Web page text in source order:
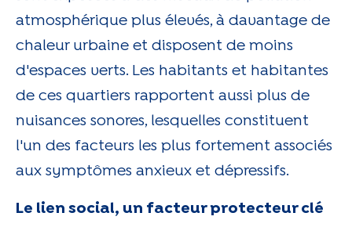
atmosphérique plus élevés, à davantage de
chaleur urbaine et disposent de moins
d'espaces verts. Les habitants et habitantes
de ces quartiers rapportent aussi plus de
nuisances sonores, lesquelles constituent
l'un des facteurs les plus fortement associés
aux symptômes anxieux et dépressifs.
Le lien social, un facteur protecteur clé